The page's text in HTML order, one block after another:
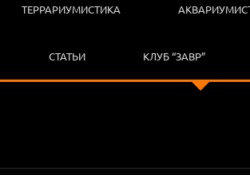
ТЕРРАРИУМИСТИКА
СТАТЬИ КЛУБ “ЗАВР”